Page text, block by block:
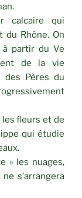
calcaire qui
du Rhône. On
partir du Ve
de la vie
Pères du
les fleurs et de
qui étudie
» les nuages,
s’arrangera